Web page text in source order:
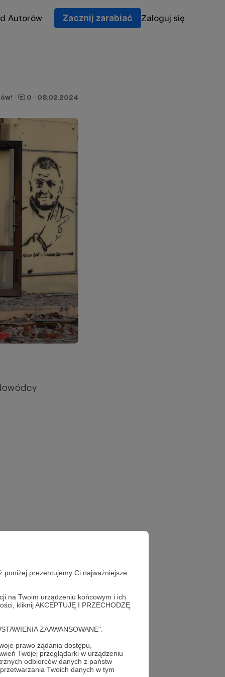
poniżej prezentujemy Ci najważniejsze
na Twoim urządzeniu końcowym i ich
kliknij AKCEPTUJĘ I PRZECHODZĘ
ZAAWANSOWANE".
prawo żądania dostępu,
Twojej przeglądarki w urządzeniu
odbiorców danych z państw
Twoich danych w tym
Autorów Zacznij zarabiać Zaloguj się
· 0 · 08.02.2024
armii